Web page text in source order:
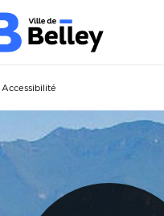
Accessibilité